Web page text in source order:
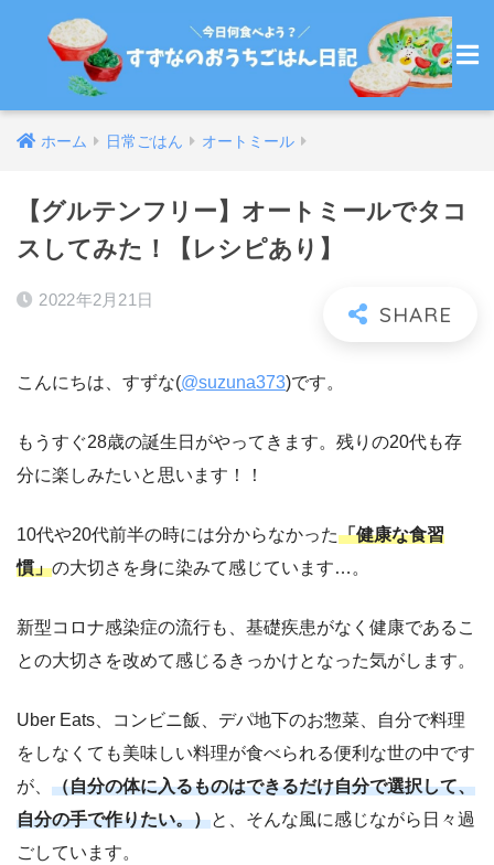
ホーム 日常ごはん オートミール
【グルテンフリー】オートミールでタコ
スしてみた！【レシピあり】
2022年2月21日
こんにちは、すずな(@suzuna373)です。
もうすぐ28歳の誕生日がやってきます。残りの20代も存
分に楽しみたいと思います！！
10代や20代前半の時には分からなかった「健康な食習
慣」の大切さを身に染みて感じています…。
新型コロナ感染症の流行も、基礎疾患がなく健康であるこ
との大切さを改めて感じるきっかけとなった気がします。
Uber Eats、コンビニ飯、デパ地下のお惣菜、自分で料理
をしなくても美味しい料理が食べられる便利な世の中です
が、 （自分の体に入るものはできるだけ自分で選択して、
自分の手で作りたい。）と、そんな風に感じながら日々過
ごしています。